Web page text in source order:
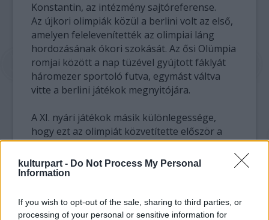
kulturpart - Do Not Process My Personal
Information
If you wish to opt-out of the sale, sharing to third parties, or
processing of your personal or sensitive information for
Konstantin, az intézmény sajtóreferense.
Az újkori olimpiák közül a berlini volt az első,
amelyen felelevenítették az olimpiai láng
hordozásának ókori szokását. Az ősi Olümpia
romjai között a nap tüzével gyújtott fáklyát
háromezer sportoló futva, egymást váltva
vitte a berlini játékok megnyitójára.
A XI. nyári játékok másik különlegessége,
hogy ezt az olimpiát közvetítette először a
televízió. Az emberek annyira nem voltak
hozzászokva a kamerák látványához, hogy
komoly riadalom támadt a játékok
kameraállványokat.